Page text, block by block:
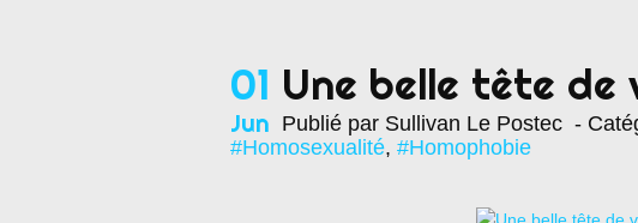
01
Jun
Une belle tête de
Publié par Sullivan Le Postec -
#Homosexualité, #Homophobie